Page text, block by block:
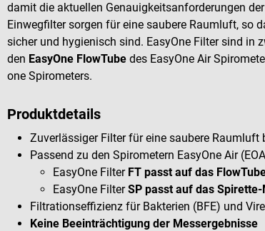
damit die aktuellen Genauigkeitsanforderungen
Einwegfilter sorgen für eine saubere Raumluft, so
sicher und hygienisch sind. EasyOne Filter sind in
den EasyOne FlowTube des EasyOne Air
one Spirometers.
Produktdetails
Zuverlässiger Filter für eine saubere Raumluft
Passend zu den Spirometern EasyOne Air
EasyOne Filter FT passt auf das
EasyOne FilterSP passt auf das
Filtrationseffizienz für Bakterien (BFE) und
Keine Beeinträchtigung der Messergebnisse